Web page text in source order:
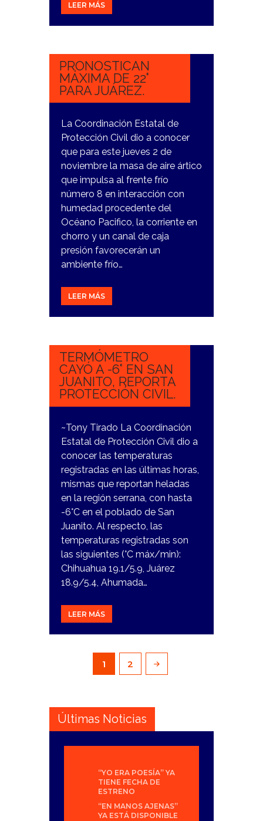
LEER MÁS
2
PRONOSTICAN
MÁXIMA DE 22°
PARA JUÁREZ.
La Coordinación Estatal de
Protección Civil dio a conocer
que para este jueves 2 de
noviembre la masa de aire ártico
que impulsa al frente frío
número 8 en interacción con
humedad procedente del
Océano Pacifico, la corriente en
chorro y un canal de caja
presión favorecerán un
ambiente frío…
LEER MÁS
2
TERMÓMETRO
CAYÓ A -6° EN SAN
JUANITO, REPORTA
PROTECCIÓN CIVIL.
~Tony Tirado La Coordinación
Estatal de Protección Civil dio a
conocer las temperaturas
registradas en las últimas horas,
mismas que reportan heladas
en la región serrana, con hasta
-6°C en el poblado de San
Juanito. Al respecto, las
temperaturas registradas son
las siguientes (°C máx/min):
Chihuahua 19.1/5.9, Juárez
18.9/5.4, Ahumada…
LEER MÁS
Paginación
PAGE
1 PAGE
2
Últimas Noticias
“YO ERA POESÍA” YA
TIENE FECHA DE
ESTRENO
“EN MANOS AJENAS”
YA ESTÁ DISPONIBLE